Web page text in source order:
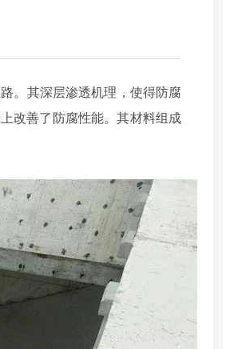
。其深层渗透机理，使得防腐
改善了防腐性能。其材料组成